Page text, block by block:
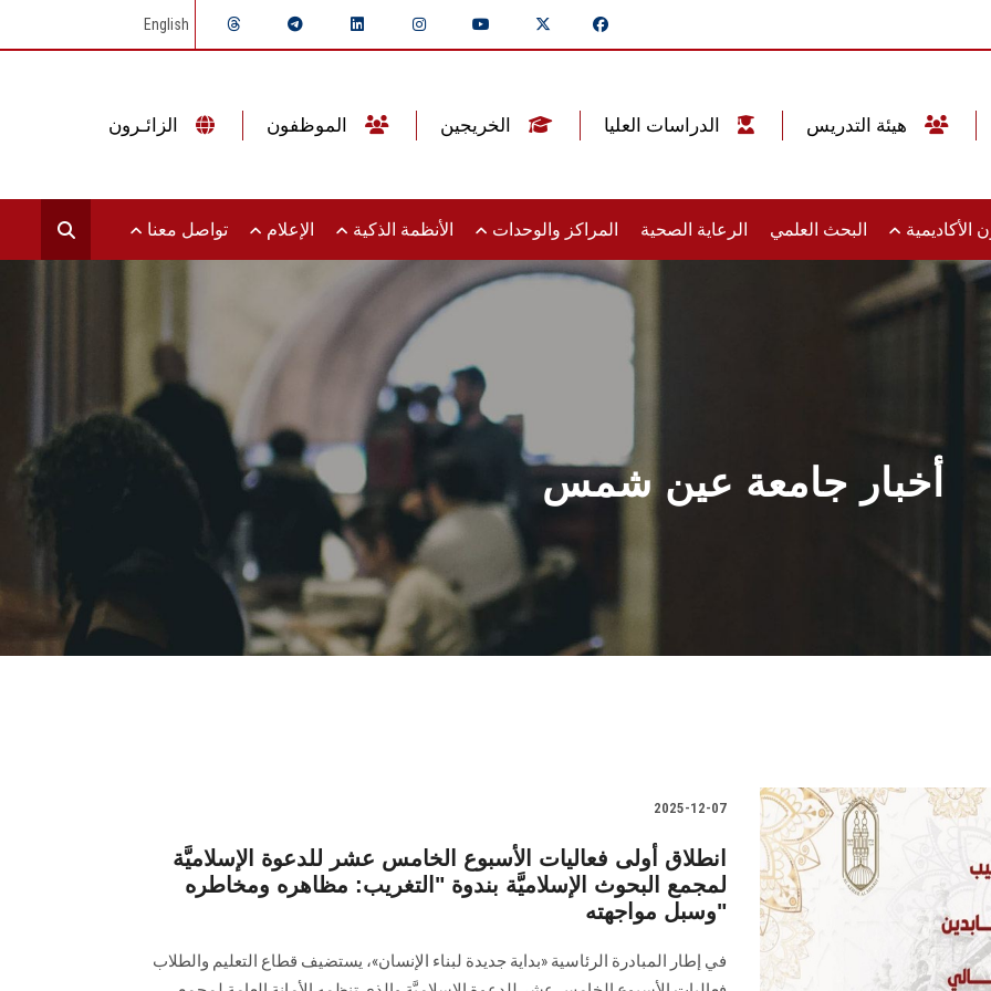
English
الأكاديمية البحث العلمي الرعاية الصحية المراكز والوحدات الأنظمة الذكية الإعلام تواصل معنا
أخبار جامعة عين شمس
2025-12-07
انطلاق أولى فعاليات الأسبوع الخامس عشر للدعوة الإسلاميَّة
لمجمع البحوث الإسلاميَّة بندوة "التغريب: مظاهره ومخاطره
وسبل مواجهته"
في إطار المبادرة الرئاسية «بداية جديدة لبناء الإنسان»، يستضيف قطاع التعليم والطلاب